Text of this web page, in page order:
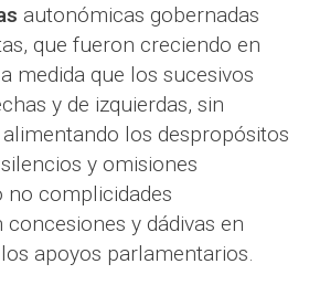
autonómicas gobernadas
que fueron creciendo en
medida que los sucesivos
y de izquierdas, sin
los despropósitos
y omisiones
no complicidades
y dádivas en
apoyos parlamentarios.